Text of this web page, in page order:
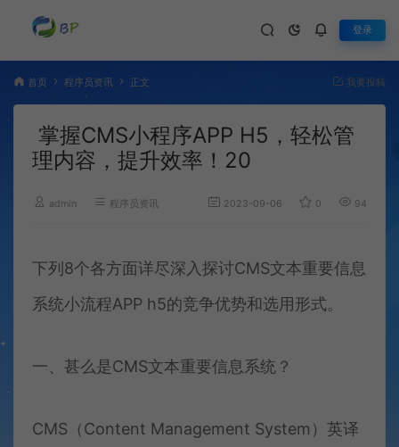
登录
首页 程序员资讯 正文 我要投稿
掌握CMS小程序APP H5，轻松管
理内容，提升效率！20
admin 程序员资讯 2023-09-06 0 942
下列8个各方面详尽深入探讨CMS文本重要信息
系统小流程APP h5的竞争优势和选用形式。
一、甚么是CMS文本重要信息系统？
CMS（Content Management System）英译